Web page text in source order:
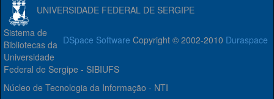
UNIVERSIDADE FEDERAL DE SERGIPE
DSpace Software Copyright © 2002-2010 Duraspace
Sistema de
Bibliotecas da
Universidade
Federal de Sergipe - SIBIUFS
Núcleo de Tecnologia da Informação - NTI